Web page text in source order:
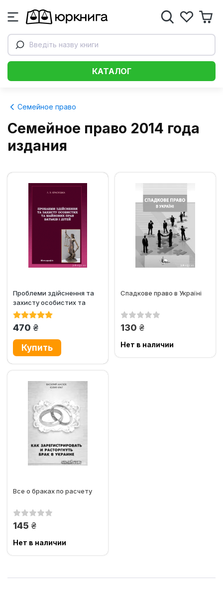
Введіть назву книги
КАТАЛОГ
Семейное право
Семейное право 2014 года
издания
Проблеми здійснення та
захисту особистих та
майнових прав батьків і
470 грн.
Спадкове право в Україні
130 грн.
Нет в наличии
Все о браках по расчету
145 грн.
Нет в наличии